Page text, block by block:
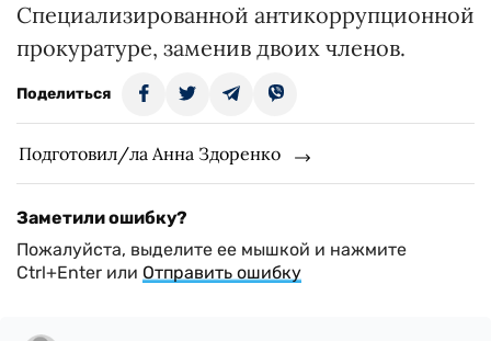
Специализированной антикоррупционной
прокуратуре, заменив двоих членов.
Поделиться
Подготовил/ла Анна Здоренко
Заметили ошибку?
Пожалуйста, выделите ее мышкой и нажмите
Ctrl+Enter или Отправить ошибку